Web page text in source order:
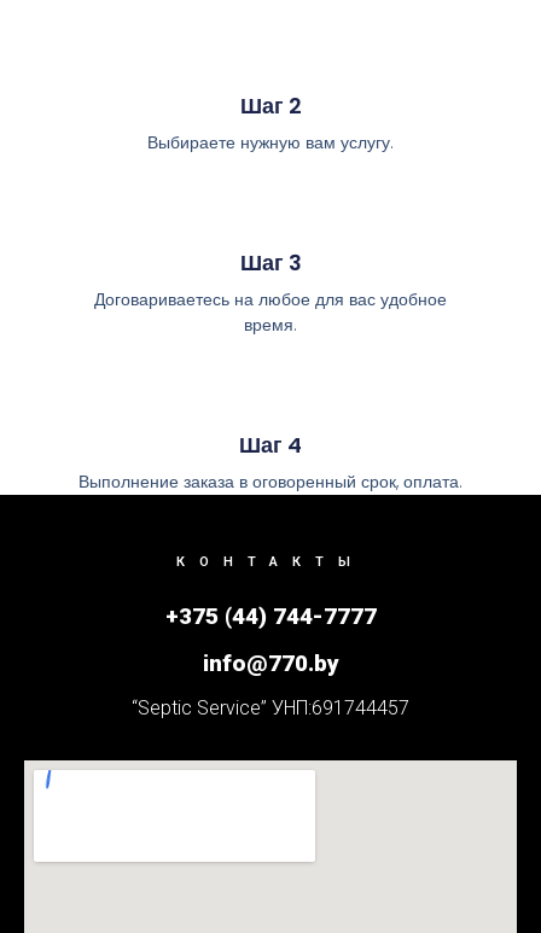
Шаг 2
Выбираете нужную вам услугу.
Шаг 3
Договариваетесь на любое для вас удобное
время.
Шаг 4
Выполнение заказа в оговоренный срок, оплата.
КОНТАКТЫ
+375 (44) 744-7777
info@770.by
“Septic Service” УНП:691744457